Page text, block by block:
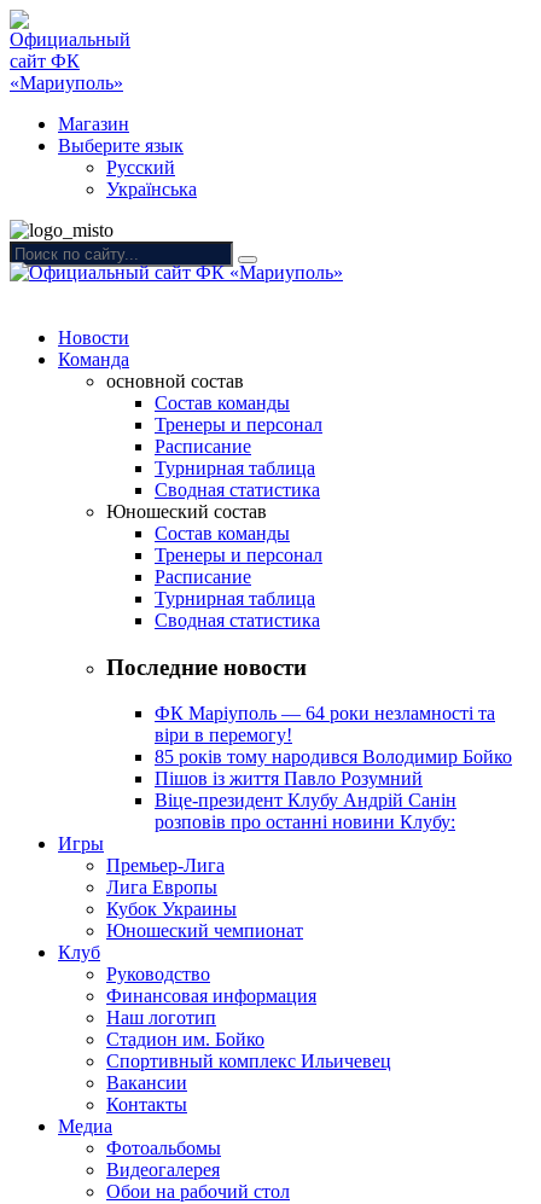
Магазин
Выберите язык
Русский
Українська
Новости
Команда
основной состав
Состав команды
Тренеры и персонал
Расписание
Турнирная таблица
Сводная статистика
Юношеский состав
Состав команды
Тренеры и персонал
Расписание
Турнирная таблица
Сводная статистика
Последние новости
ФК Маріуполь — 64 роки незламності та
віри в перемогу!
85 років тому народився Володимир Бойко
Пішов із життя Павло Розумний
Віце-президент Клубу Андрій Санін
розповів про останні новини Клубу:
Игры
Премьер-Лига
Лига Европы
Кубок Украины
Юношеский чемпионат
Клуб
Руководство
Финансовая информация
Наш логотип
Стадион им. Бойко
Спортивный комплекс Ильичевец
Вакансии
Контакты
Медиа
Фотоальбомы
Видеогалерея
Обои на рабочий стол